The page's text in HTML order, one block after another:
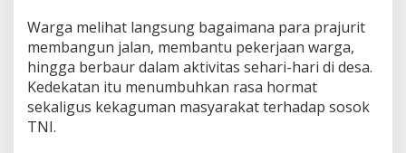
Warga melihat langsung bagaimana para prajurit
membangun jalan, membantu pekerjaan warga,
hingga berbaur dalam aktivitas sehari-hari di desa.
Kedekatan itu menumbuhkan rasa hormat
sekaligus kekaguman masyarakat terhadap sosok
TNI.